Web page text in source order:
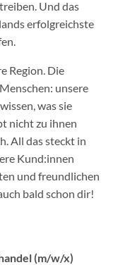
Und das
erfolgreichste
Region. Die
unsere
was sie
nicht zu ihnen
All das steckt in
Kund:innen
und freundlichen
bald schon dir!
(m/w/x)